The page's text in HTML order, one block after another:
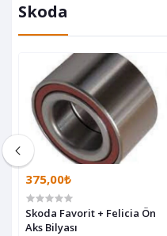
Skoda
375,00₺
Skoda Favorit + Felicia Ön
Aks Bilyası